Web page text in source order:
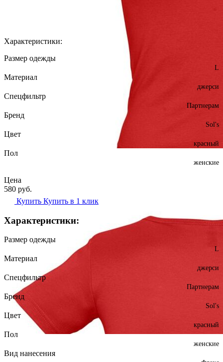
Характеристики:
Размер одежды
L
Материал
джерси
Спецфильтр
Партнерам
Бренд
Sol's
Цвет
красный
Пол
женские
Цена
580 руб.
Купить Купить в 1 клик
Характеристики:
Размер одежды
L
Материал
джерси
Спецфильтр
Партнерам
Бренд
Sol's
Цвет
красный
Пол
женские
Вид нанесения